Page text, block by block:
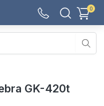
0
GK-420t